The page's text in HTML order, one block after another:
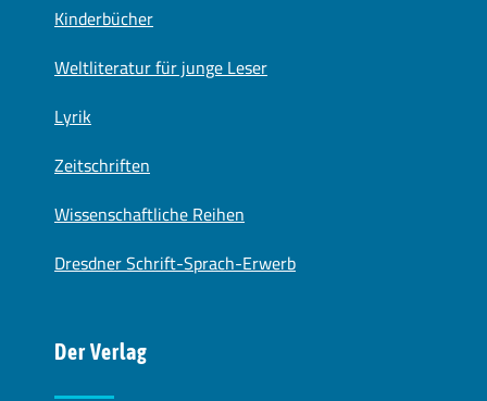
Kinderbücher
Weltliteratur für junge Leser
Lyrik
Zeitschriften
Wissenschaftliche Reihen
Dresdner Schrift-Sprach-Erwerb
Der Verlag